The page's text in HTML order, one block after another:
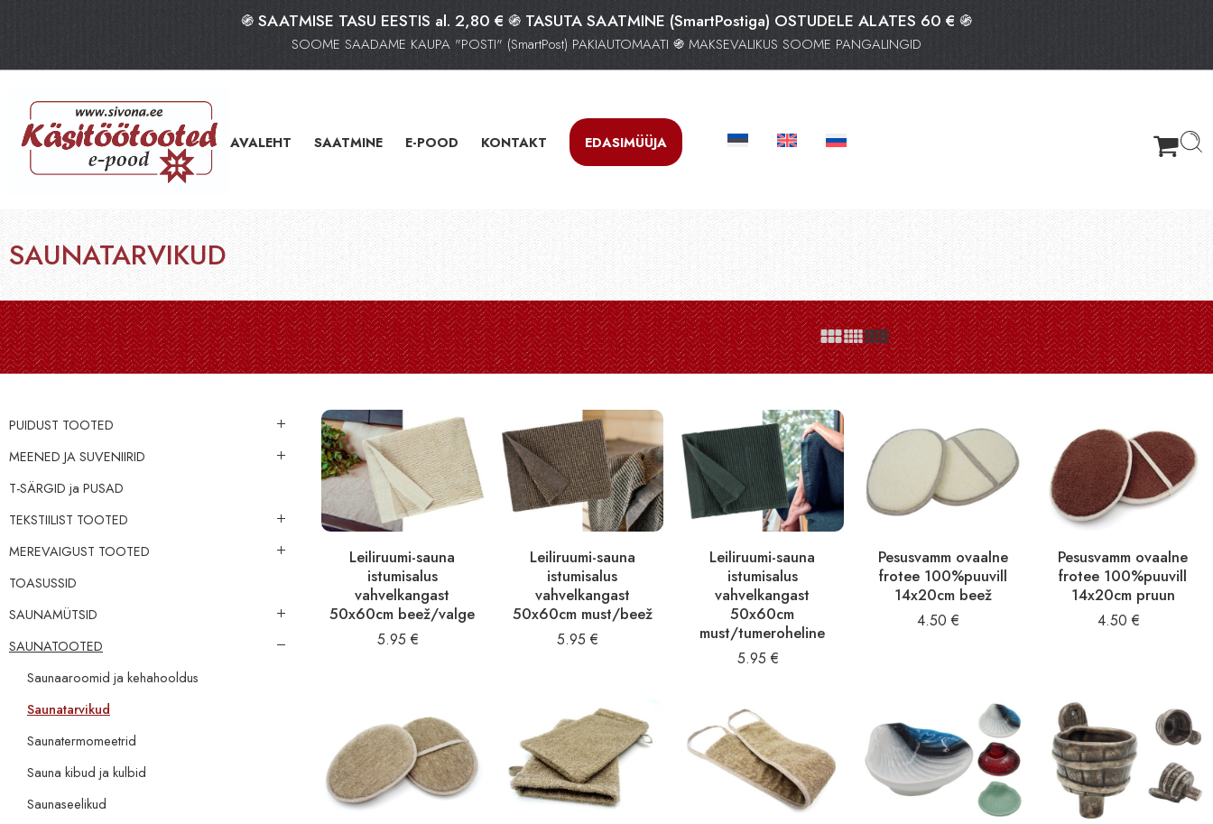
֍ SAATMISE TASU EESTIS al. 2,80 € ֍ TASUTA SAATMINE (SmartPostiga) OSTUDELE ALATES 60 € ֍
SOOME SAADAME KAUPA "POSTI" (SmartPost) PAKIAUTOMAATI ֍ MAKSEVALIKUS SOOME PANGALINGID
AVALEHT SAATMINE E-POOD KONTAKT EDASIMÜÜJA
SAUNATARVIKUD
Leiliruumi-sauna
istumisalus
vahvelkangast
50x60cm beež/valge
5.95 €
Leiliruumi-sauna
istumisalus
vahvelkangast
50x60cm must/beež
5.95€
Leiliruumi-sauna
istumisalus
vahvelkangast
50x60cm
must/tumeroheline
5.95 €
Pesusvamm ovaalne
frotee 100%puuvill
14x20cm beež
4.50€
Pesusvamm ovaalne
frotee 100%puuvill
14x20cm pruun
4.50 €
PUIDUST TOOTED
MEENED JA SUVENIIRID
‪‪‪T-SÄRGID‬‬‬ ja PUSAD
TEKSTIILIST TOOTED
MEREVAIGUST TOOTED
TOASUSSID
SAUNAMÜTSID
SAUNATOOTED
Saunaaroomid ja kehahooldus
Saunatarvikud
Saunatermomeetrid
Sauna kibud ja kulbid
Saunaseelikud